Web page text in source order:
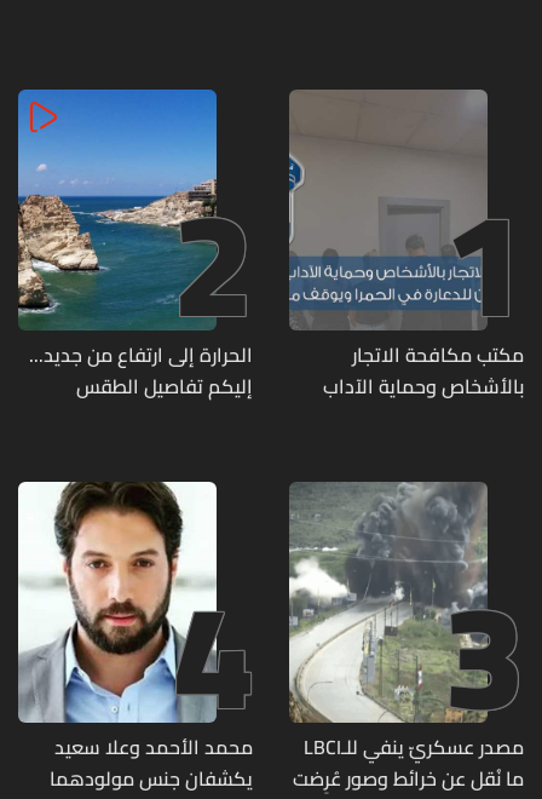
1
مكتب مكافحة الاتجار
بالأشخاص وحماية الآداب
متورطين
2
الحرارة إلى ارتفاع من جديد...
إليكم تفاصيل الطقس
3
مصدر عسكريّ ينفي للـLBCI
ما نُقل عن خرائط وصور عُرِضت
4
محمد الأحمد وعلا سعيد
يكشفان جنس مولودهما